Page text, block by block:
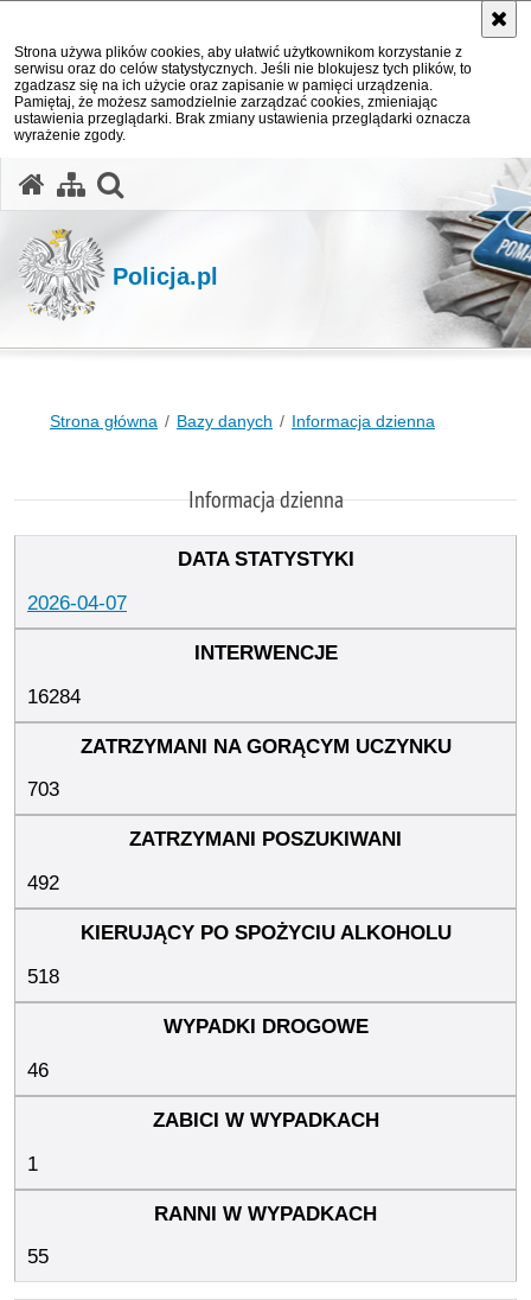
Strona używa plików cookies, aby ułatwić użytkownikom korzystanie z
serwisu oraz do celów statystycznych. Jeśli nie blokujesz tych plików, to
zgadzasz się na ich użycie oraz zapisanie w pamięci urządzenia.
Pamiętaj, że możesz samodzielnie zarządzać cookies, zmieniając
ustawienia przeglądarki. Brak zmiany ustawienia przeglądarki oznacza
wyrażenie zgody.
Policja.pl
Strona główna Bazy danych Informacja dzienna
Informacja dzienna
2026-04-07
16284
703
492
518
46
1
55